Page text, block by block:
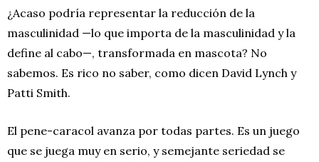
¿Acaso podría representar la reducción de la
masculinidad —lo que importa de la masculinidad y la
define al cabo—, transformada en mascota? No
sabemos. Es rico no saber, como dicen David Lynch y
Patti Smith.
El pene-caracol avanza por todas partes. Es un juego
que se juega muy en serio, y semejante seriedad se